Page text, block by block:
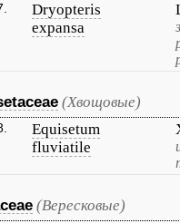
Dryopteris
expansa
(Хвощовые)
Equisetum
fluviatile
(Вересковые)